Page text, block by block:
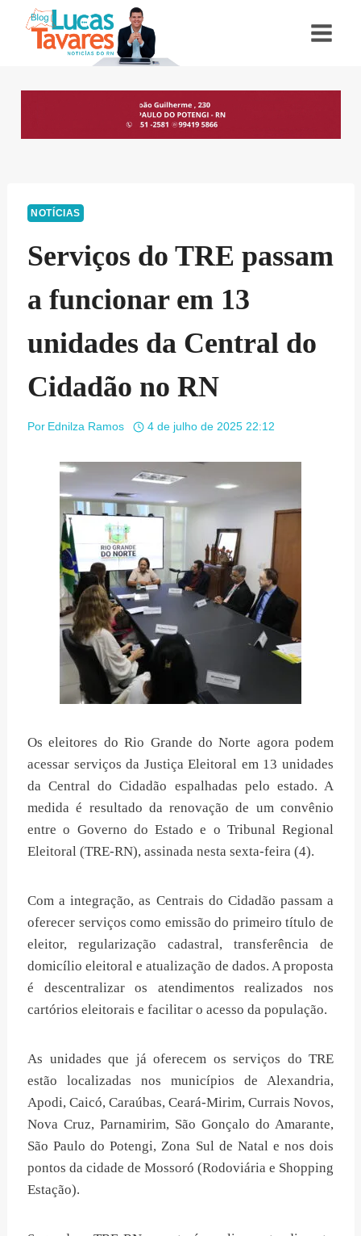
NOTÍCIAS
Serviços do TRE passam
a funcionar em 13
unidades da Central do
Cidadão no RN
Por Ednilza Ramos 4 de julho de 2025 22:12
Os eleitores do Rio Grande do Norte agora podem
acessar serviços da Justiça Eleitoral em 13 unidades
da Central do Cidadão espalhadas pelo estado. A
medida é resultado da renovação de um convênio
entre o Governo do Estado e o Tribunal Regional
Eleitoral (TRE-RN), assinada nesta sexta-feira (4).
Com a integração, as Centrais do Cidadão passam a
oferecer serviços como emissão do primeiro título de
eleitor, regularização cadastral, transferência de
domicílio eleitoral e atualização de dados. A proposta
é descentralizar os atendimentos realizados nos
cartórios eleitorais e facilitar o acesso da população.
As unidades que já oferecem os serviços do TRE
estão localizadas nos municípios de Alexandria,
Apodi, Caicó, Caraúbas, Ceará-Mirim, Currais Novos,
Nova Cruz, Parnamirim, São Gonçalo do Amarante,
São Paulo do Potengi, Zona Sul de Natal e nos dois
pontos da cidade de Mossoró (Rodoviária e Shopping
Estação).